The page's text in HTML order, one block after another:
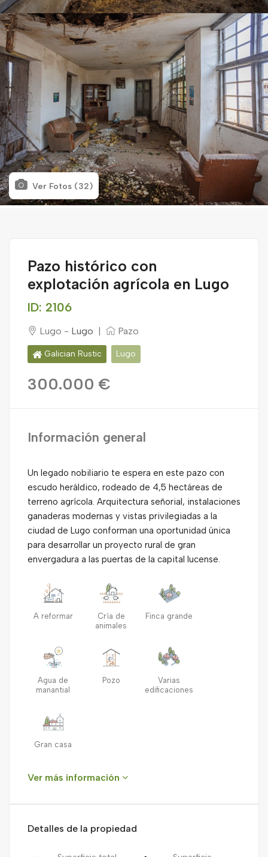
Ver Fotos (32)
Pazo histórico con
explotación agrícola en Lugo
ID: 2106
Lugo - Lugo Pazo
Galician Rustic Lugo
300.000 €
Información general
Un legado nobiliario te espera en este pazo con
escudo heráldico, rodeado de 4,5 hectáreas de
terreno agrícola. Arquitectura señorial, instalaciones
ganaderas modernas y vistas privilegiadas a la
ciudad de Lugo conforman una oportunidad única
para desarrollar un proyecto rural de gran
envergadura a las puertas de la capital lucense.
A reformar
Cría de
animales
Finca grande
Agua de
manantial
Pozo
Varias
edificaciones
Gran casa
Ver más información
Detalles de la propiedad